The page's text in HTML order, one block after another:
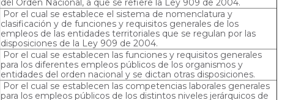
del Orden Nacional, a que se refiere la Ley 909 de 2004.
Por el cual se establece el sistema de nomenclatura y
clasificación y de funciones y requisitos generales de los
empleos de las entidades territoriales que se regulan por las
disposiciones de la Ley 909 de 2004.
Por el cual se establecen las funciones y requisitos generales
para los diferentes empleos públicos de los organismos y
entidades del orden nacional y se dictan otras disposiciones.
Por el cual se establecen las competencias laborales generales
para los empleos públicos de los distintos niveles jerárquicos de